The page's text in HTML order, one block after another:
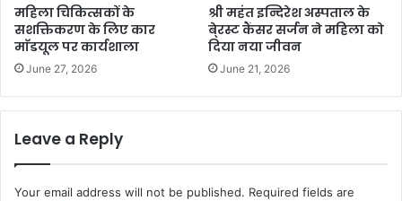
महिला चिकित्सकों के
सशक्तिकरण के लिए कार
माॅडयूल पर कार्यशाला
June 27, 2026
श्री महंत इन्दिरेश अस्पताल के
बे्रस्ट कैंसर सर्जन ने महिला को
दिया नया जीवन
June 21, 2026
Leave a Reply
Your email address will not be published. Required fields are